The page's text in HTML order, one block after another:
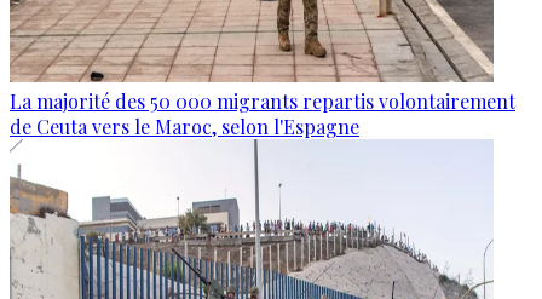
La majorité des 50 000 migrants repartis volontairement
de Ceuta vers le Maroc, selon l'Espagne